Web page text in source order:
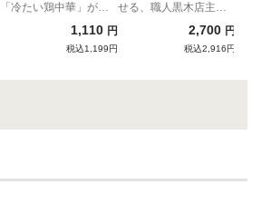
「冷たい鶏中華」が宅
1,110 円
税込1,199円
せる、職人黒木店主が
贈る絶品つけそば2,700 円
税込2,916円